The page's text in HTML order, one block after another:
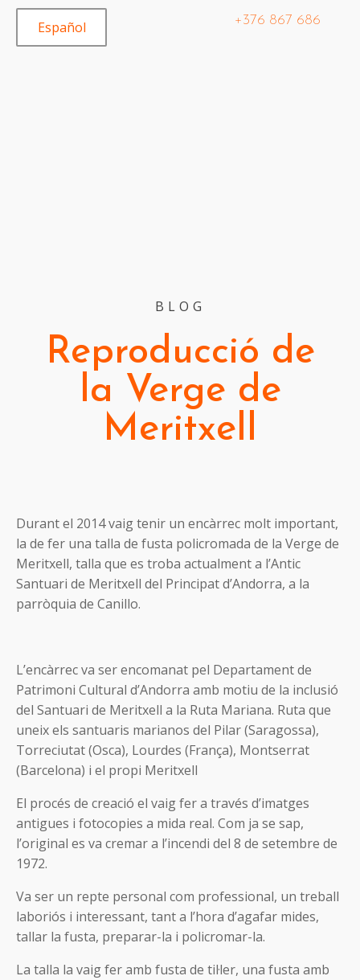
Español +376 867 686
BLOG
Reproducció de
la Verge de
Meritxell
Durant el 2014 vaig tenir un encàrrec molt important,
la de fer una talla de fusta policromada de la Verge de
Meritxell, talla que es troba actualment a l’Antic
Santuari de Meritxell del Principat d’Andorra, a la
parròquia de Canillo.
L’encàrrec va ser encomanat pel Departament de
Patrimoni Cultural d’Andorra amb motiu de la inclusió
del Santuari de Meritxell a la Ruta Mariana. Ruta que
uneix els santuaris marianos del Pilar (Saragossa),
Torreciutat (Osca), Lourdes (França), Montserrat
(Barcelona) i el propi Meritxell
El procés de creació el vaig fer a través d’imatges
antigues i fotocopies a mida real. Com ja se sap,
l’original es va cremar a l’incendi del 8 de setembre de
1972.
Va ser un repte personal com professional, un treball
laboriós i interessant, tant a l’hora d’agafar mides,
tallar la fusta, preparar-la i policromar-la.
La talla la vaig fer amb fusta de til·ler, una fusta amb